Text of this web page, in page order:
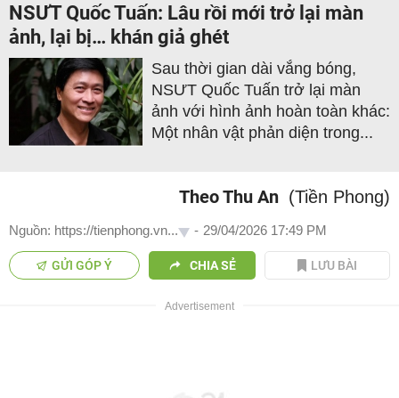
NSƯT Quốc Tuấn: Lâu rồi mới trở lại màn
ảnh, lại bị… khán giả ghét
Sau thời gian dài vắng bóng,
NSƯT Quốc Tuấn trở lại màn
ảnh với hình ảnh hoàn toàn khác:
Một nhân vật phản diện trong...
Theo Thu An (Tiền Phong)
Nguồn: https://tienphong.vn... - 29/04/2026 17:49 PM
GỬI GÓP Ý CHIA SẺ LƯU BÀI